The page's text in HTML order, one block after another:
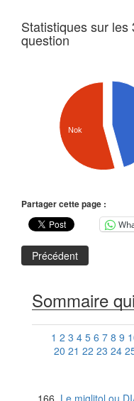
Statistiques sur
question
Nok
Partager cette page :
Précédent
Sommaire
1 2 3 4 5 6 7 8 9
20 21 22 23 24